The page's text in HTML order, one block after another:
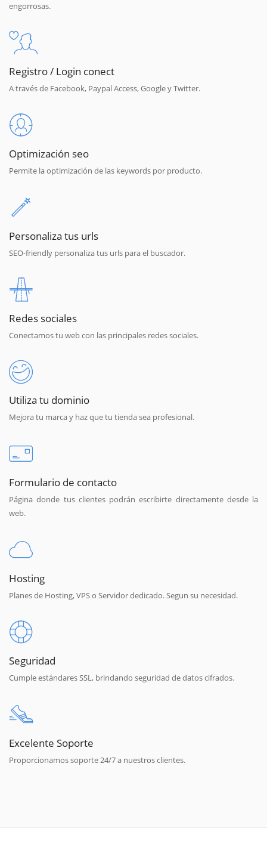
engorrosas.
Registro / Login conect
A través de Facebook, Paypal Access, Google y Twitter.
Optimización seo
Permite la optimización de las keywords por producto.
Personaliza tus urls
SEO-friendly personaliza tus urls para el buscador.
Redes sociales
Conectamos tu web con las principales redes sociales.
Utiliza tu dominio
Mejora tu marca y haz que tu tienda sea profesional.
Formulario de contacto
Página donde tus clientes podrán escribirte directamente desde la
web.
Hosting
Planes de Hosting, VPS o Servidor dedicado. Segun su necesidad.
Seguridad
Cumple estándares SSL, brindando seguridad de datos cifrados.
Excelente Soporte
Proporcionamos soporte 24/7 a nuestros clientes.